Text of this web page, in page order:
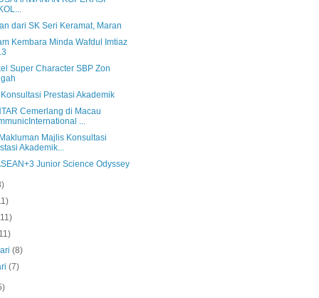
dari SK Seri Keramat, Maran
Kembara Minda Wafdul Imtiaz
Super Character SBP Zon
Prestasi Akademik
Cemerlang di Macau
...
Majlis Konsultasi
Akademik...
Junior Science Odyssey
(8)
(7)